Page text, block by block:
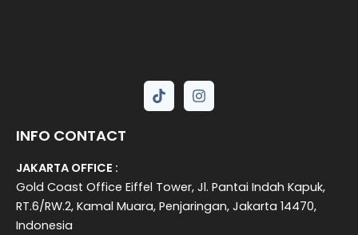
INFO CONTACT
JAKARTA OFFICE :
Gold Coast Office Eiffel Tower, Jl. Pantai Indah Kapuk,
RT.6/RW.2, Kamal Muara, Penjaringan, Jakarta 14470,
Indonesia